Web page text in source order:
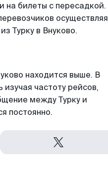
на билеты с пересадкой.
осуществляя
Турку в Внуково.
находится выше. В
частоту рейсов,
между Турку и
постоянно.